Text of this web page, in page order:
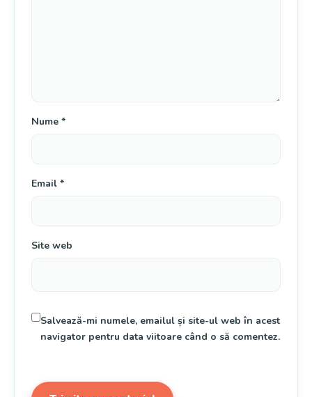
Nume *
Email *
Site web
Salvează-mi numele, emailul și site-ul web în acest
navigator pentru data viitoare când o să comentez.